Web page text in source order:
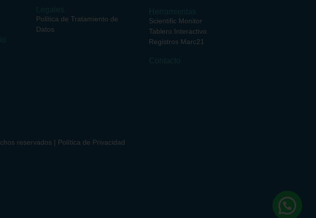
Política de Tratamiento de
Datos
Scientific Monitor
Tablero Interactivo
Registros Marc21
reservados | Política de Privacidad